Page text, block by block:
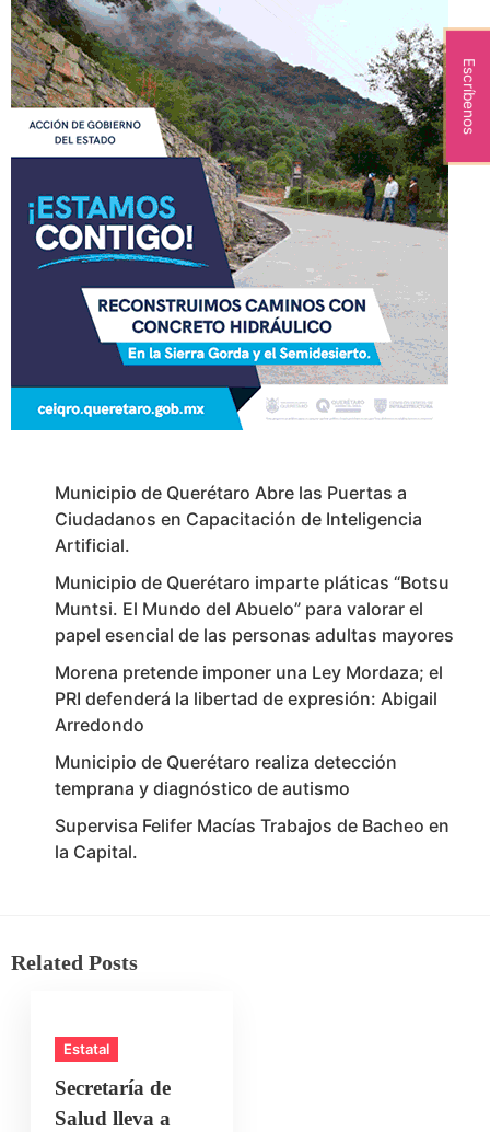
Municipio de Querétaro Abre las Puertas a
Ciudadanos en Capacitación de Inteligencia
Artificial.
Municipio de Querétaro imparte pláticas “Botsu
Muntsi. El Mundo del Abuelo” para valorar el
papel esencial de las personas adultas mayores
Morena pretende imponer una Ley Mordaza; el
PRI defenderá la libertad de expresión: Abigail
Arredondo
Municipio de Querétaro realiza detección
temprana y diagnóstico de autismo
Supervisa Felifer Macías Trabajos de Bacheo en
la Capital.
Related Posts
Estatal
Secretaría de
Salud lleva a
Escríbenos